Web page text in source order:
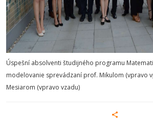
Úspešní absolventi študijného programu
modelovanie sprevádzaní prof. Mikulom (vpravo
Mesiarom (vpravo vzadu)